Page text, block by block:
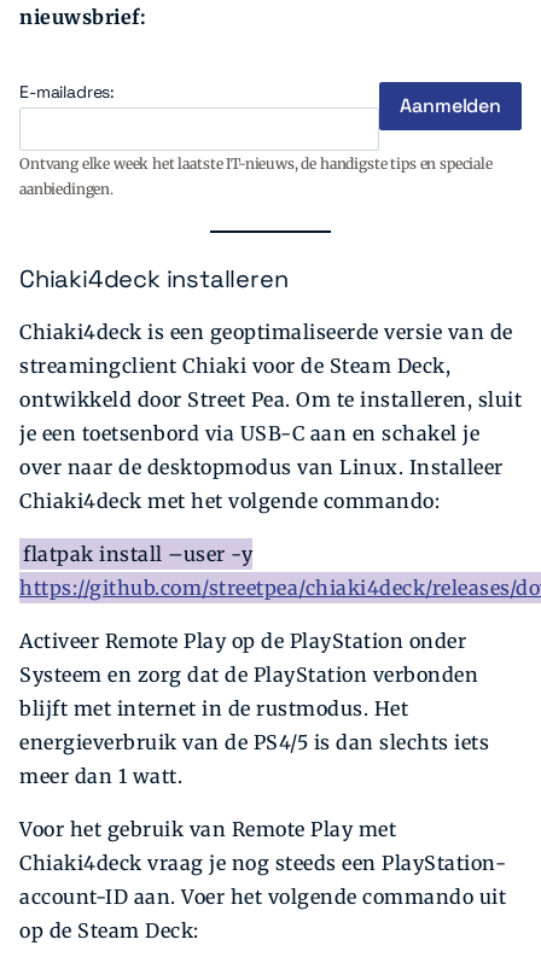
nieuwsbrief:
E-mailadres:
Ontvang elke week het laatste IT-nieuws, de handigste tips en speciale
aanbiedingen.
Chiaki4deck installeren
Chiaki4deck is een geoptimaliseerde versie van de
streamingclient Chiaki voor de Steam Deck,
ontwikkeld door Street Pea. Om te installeren, sluit
je een toetsenbord via USB-C aan en schakel je
over naar de desktopmodus van Linux. Installeer
Chiaki4deck met het volgende commando:
flatpak install –user -y
https://github.com/streetpea/chiaki4deck/releases/
Activeer Remote Play op de PlayStation onder
Systeem en zorg dat de PlayStation verbonden
blijft met internet in de rustmodus. Het
energieverbruik van de PS4/5 is dan slechts iets
meer dan 1 watt.
Voor het gebruik van Remote Play met
Chiaki4deck vraag je nog steeds een PlayStation-
account-ID aan. Voer het volgende commando uit
op de Steam Deck: